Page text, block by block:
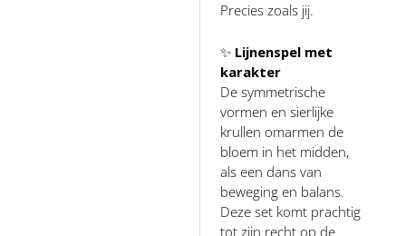
Precies zoals jij.
✨ Lijnenspel met
karakter
De symmetrische
vormen en sierlijke
krullen omarmen de
bloem in het midden,
als een dans van
beweging en balans.
Deze set komt prachtig
tot zijn recht op de